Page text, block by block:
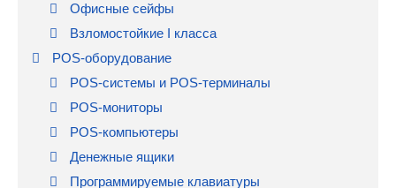
Офисные сейфы
Взломостойкие I класса
POS-оборудование
POS-системы и POS-терминалы
POS-мониторы
POS-компьютеры
Денежные ящики
Программируемые клавиатуры